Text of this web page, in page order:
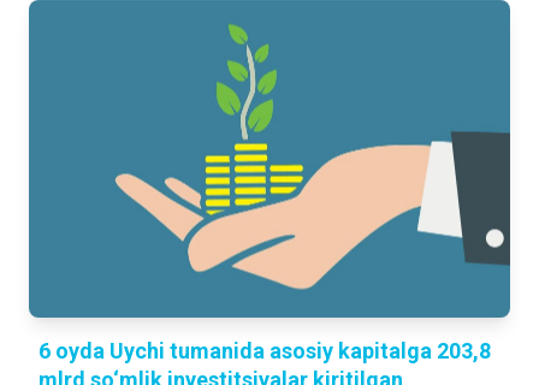
6 oyda Uychi tumanida asosiy kapitalga 203,8
mlrd so‘mlik investitsiyalar kiritilgan